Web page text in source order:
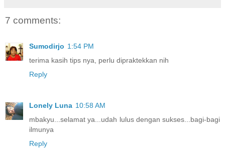
7 comments:
Sumodirjo 1:54 PM
terima kasih tips nya, perlu dipraktekkan nih
Reply
Lonely Luna 10:58 AM
mbakyu...selamat ya...udah lulus dengan sukses...bagi-bagi
ilmunya
Reply